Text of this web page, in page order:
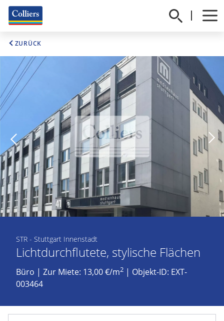
ZURÜCK
STR - Stuttgart Innenstadt
Lichtdurchflutete, stylische Flächen
Büro | Zur Miete: 13,00 €/m2 | Objekt-ID: EXT-
003464